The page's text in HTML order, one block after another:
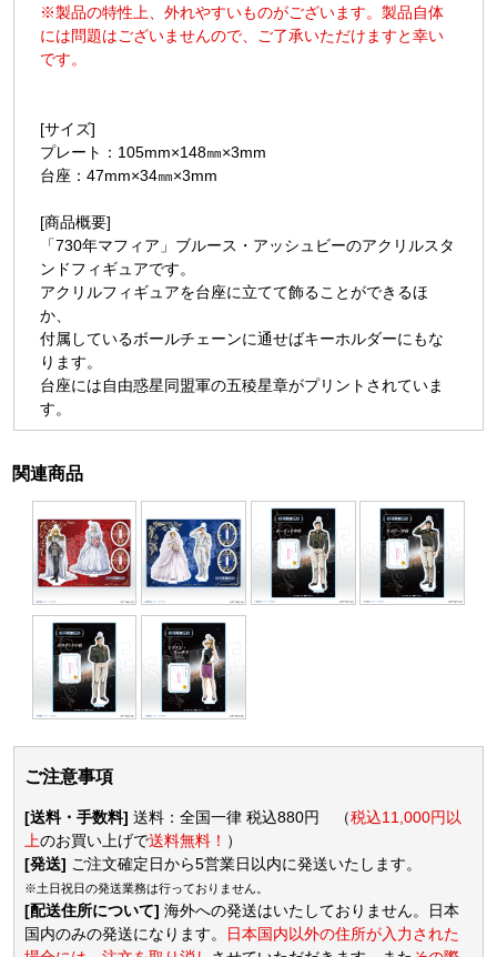
※製品の特性上、外れやすいものがございます。製品自体
には問題はございませんので、ご了承いただけますと幸い
です。
[サイズ]
プレート：105mm×148㎜×3mm
台座：47mm×34㎜×3mm
[商品概要]
「730年マフィア」ブルース・アッシュビーのアクリルスタ
ンドフィギュアです。
アクリルフィギュアを台座に立てて飾ることができるほ
か、
付属しているボールチェーンに通せばキーホルダーにもな
ります。
台座には自由惑星同盟軍の五稜星章がプリントされていま
す。
関連商品
ご注意事項
[送料・手数料] 送料：全国一律 税込880円 （税込11,000円以
上のお買い上げで送料無料！ ）
[発送] ご注文確定日から5営業日以内に発送いたします。
※土日祝日の発送業務は行っておりません。
[配送住所について] 海外への発送はいたしておりません。日本
国内のみの発送になります。 日本国内以外の住所が入力された